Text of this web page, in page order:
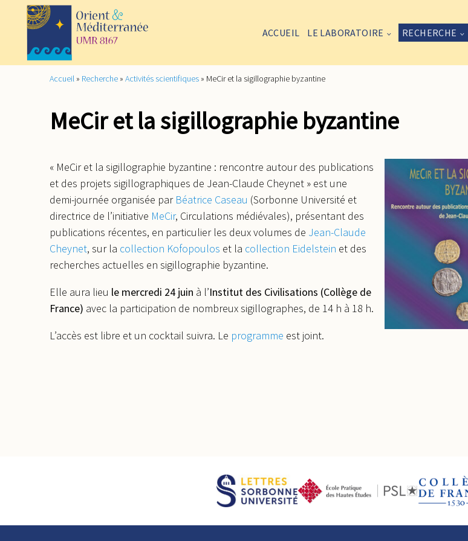
ACCUEIL LE LABORATOIRE RECHERCHE
Accueil » Recherche » Activités scientifiques » MeCir et la sigillographie byzantine
MeCir et la sigillographie byzantine
« MeCir et la sigillographie byzantine : rencontre autour des publications
et des projets sigillographiques de Jean-Claude Cheynet » est une
demi-journée organisée par Béatrice Caseau (Sorbonne Université et
directrice de l’initiative MeCir, Circulations médiévales), présentant des
publications récentes, en particulier les deux volumes de Jean-Claude
Cheynet, sur la collection Kofopoulos et la collection Eidelstein et des
recherches actuelles en sigillographie byzantine.
Elle aura lieu le mercredi 24 juin à l’Institut des Civilisations (Collège de
France) avec la participation de nombreux sigillographes, de 14 h à 18 h.
L’accès est libre et un cocktail suivra. Le programme est joint.